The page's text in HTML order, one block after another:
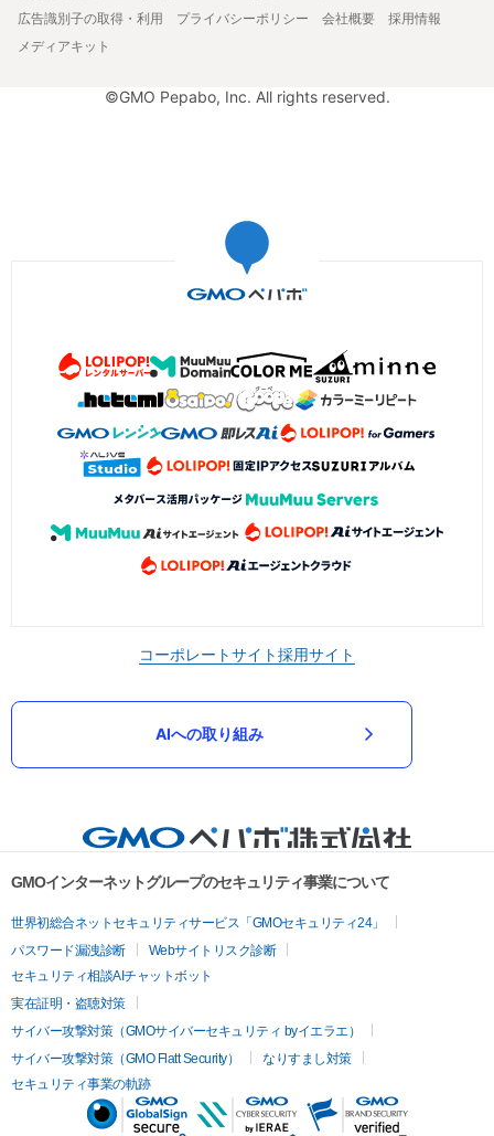
広告識別子の取得・利用
プライバシーポリシー 会社概要
採用情報
メディアキット
©GMO Pepabo, Inc. All rights reserved.
コーポレートサイト採用サイト
AIへの取り組み
GMOインターネットグループのセキュリティ事業について
世界初総合ネットセキュリティサービス「GMOセキュリティ24」
パスワード漏洩診断
Webサイトリスク診断
セキュリティ相談AIチャットボット
実在証明・盗聴対策
サイバー攻撃対策（GMOサイバーセキュリティ byイエラエ）
サイバー攻撃対策（GMO Flatt Security）
なりすまし対策
セキュリティ事業の軌跡